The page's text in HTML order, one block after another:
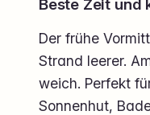
Beste Zeit und
Der frühe
Strand leerer.
weich. Perfekt
Sonnenhut,